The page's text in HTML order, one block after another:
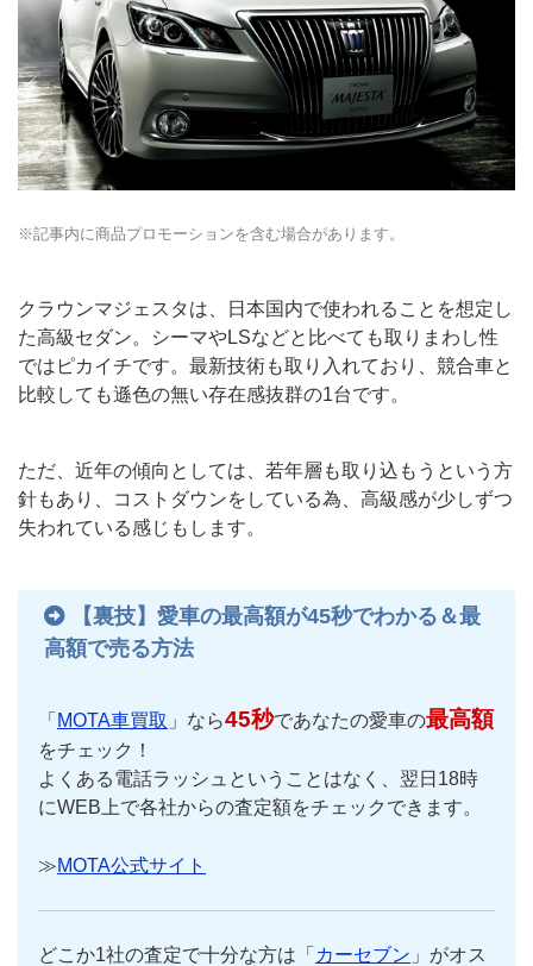
※記事内に商品プロモーションを含む場合があります。
クラウンマジェスタは、日本国内で使われることを想定し
た高級セダン。シーマやLSなどと比べても取りまわし性
ではピカイチです。最新技術も取り入れており、競合車と
比較しても遜色の無い存在感抜群の1台です。
ただ、近年の傾向としては、若年層も取り込もうという方
針もあり、コストダウンをしている為、高級感が少しずつ
失われている感じもします。
【裏技】愛車の最高額が45秒でわかる＆最
高額で売る方法
「 MOTA車買取 」なら45秒であなたの愛車の最高額
をチェック！
よくある電話ラッシュということはなく、翌日18時
にWEB上で各社からの査定額をチェックできます。
≫MOTA公式サイト
どこか1社の査定で十分な方は「 カーセブン 」がオス